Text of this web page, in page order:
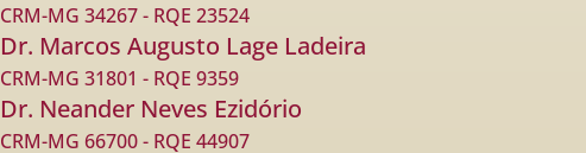
CRM-MG 34267 - RQE 23524
Dr. Marcos Augusto Lage Ladeira
CRM-MG 31801 - RQE 9359
Dr. Neander Neves Ezidório
CRM-MG 66700 - RQE 44907